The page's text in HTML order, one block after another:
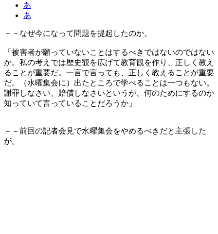
あ
あ
－－なぜ今になって問題を提起したのか。
「被害者が願っていないことはするべきではないのではない
か。私の考えでは歴史観を広げて教育観を作り、正しく教え
ることが重要だ。一言で言っても、正しく教えることが重要
だ。（水曜集会に）出たところで学べることは一つもない。
謝罪しなさい、賠償しなさいというが、何のためにするのか
知っていて言っていることだろうか」
－－前回の記者会見で水曜集会をやめるべきだと主張した
が。